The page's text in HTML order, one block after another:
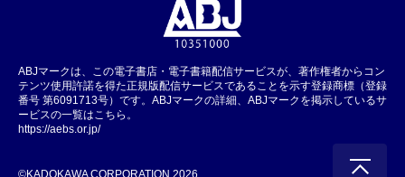
ABJマークは、この電子書店・電子書籍配信サービスが、著作権者からコン
テンツ使用許諾を得た正規版配信サービスであることを示す登録商標（登録
番号 第6091713号）です。ABJマークの詳細、ABJマークを掲示しているサ
ービスの一覧はこちら。
https://aebs.or.jp/
©KADOKAWA CORPORATION 2026